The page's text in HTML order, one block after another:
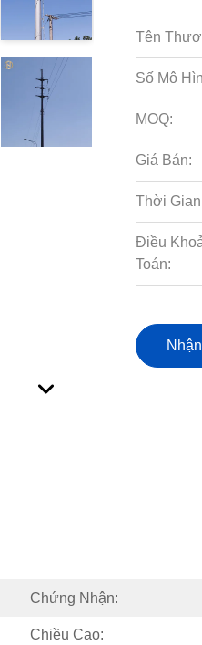
Tên
Số Mô
MOQ:
Giá Bán:
Thời
Điều
Toán:
Chứng Nhận:
Chiều Cao: